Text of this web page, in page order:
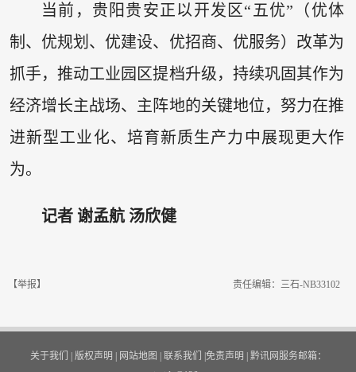
当前，贵阳贵安正以开发区“五优”（优体
制、优规划、优建设、优招商、优服务）改革为
抓手，推动工业园区提档升级，持续巩固其作为
经济增长主战场、主阵地的关键地位，努力在推
进新型工业化、培育新质生产力中展现更大作
为。
记者 谢孟航 汤欣健
【举报】 责任编辑：三石-NB33102
关于我们 版权声明 网站地图 联系我们 免责声明
黔讯网服务邮箱：